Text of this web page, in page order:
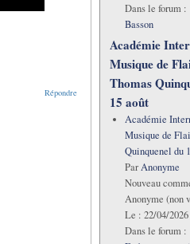
Répondre
Dans le forum :
Basson
Académie
Musique de
Thomas
15 août
Académie
Musique de
Quinquenel du
ParAnonyme
Nouveau
Anonyme (non
Le : 22/04/
Dans le forum :